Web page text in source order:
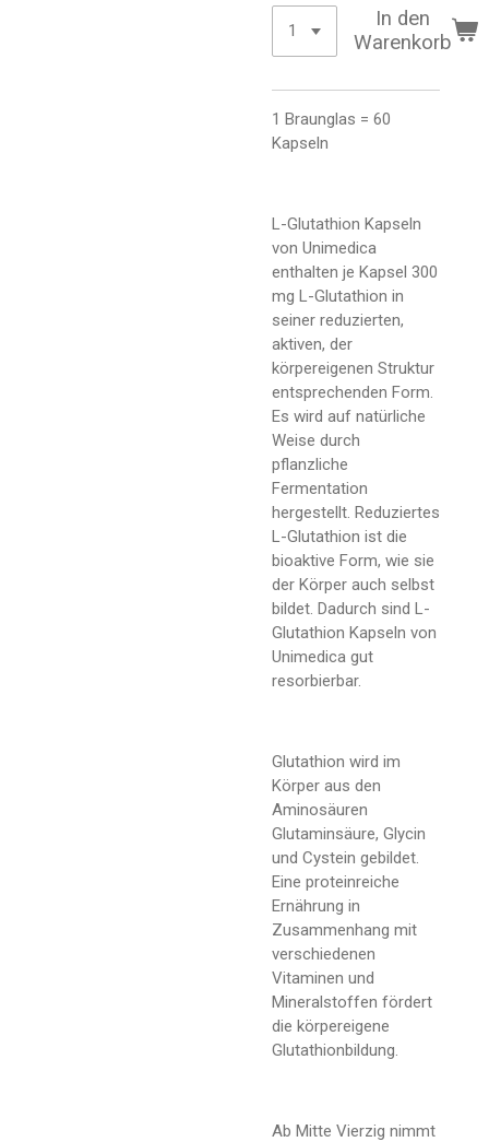
In den
Warenkorb
1 Braunglas = 60
Kapseln
L-Glutathion Kapseln
von Unimedica
enthalten je Kapsel 300
mg L-Glutathion in
seiner reduzierten,
aktiven, der
körpereigenen Struktur
entsprechenden Form.
Es wird auf natürliche
Weise durch
pflanzliche
Fermentation
hergestellt. Reduziertes
L-Glutathion ist die
bioaktive Form, wie sie
der Körper auch selbst
bildet. Dadurch sind L-
Glutathion Kapseln von
Unimedica gut
resorbierbar.
Glutathion wird im
Körper aus den
Aminosäuren
Glutaminsäure, Glycin
und Cystein gebildet.
Eine proteinreiche
Ernährung in
Zusammenhang mit
verschiedenen
Vitaminen und
Mineralstoffen fördert
die körpereigene
Glutathionbildung.
Ab Mitte Vierzig nimmt